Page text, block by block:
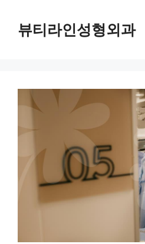
뷰티라인성형외과